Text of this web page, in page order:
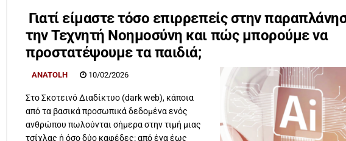
Γιατί είμαστε τόσο επιρρεπείς στην
την Τεχνητή Νοημοσύνη και πώς μπορούμε να
προστατέψουμε τα παιδιά;
ANATOLH 10/02/2026
Στο Σκοτεινό Διαδίκτυο (dark web), κάποια
από τα βασικά προσωπικά δεδομένα ενός
ανθρώπου πωλούνται σήμερα στην τιμή μιας
τσίχλας ή όσο δύο καφέδες: από ένα έως